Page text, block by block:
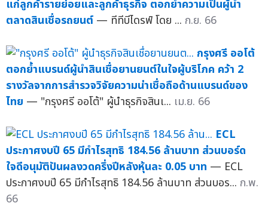
แก่ลูกค้ารายย่อยและลูกค้าธุรกิจ ตอกย้ำความเป็นผู้นำ
ตลาดสินเชื่อรถยนต์ — ทีทีบีไดรฟ์ โดย ... ก.ย. 66
กรุงศรี ออโต้
ตอกย้ำแบรนด์ผู้นำสินเชื่อยานยนต์ในใจผู้บริโภค คว้า 2
รางวัลจากการสำรวจวิจัยความน่าเชื่อถือด้านแบรนด์ของ
ไทย — "กรุงศรี ออโต้" ผู้นำธุรกิจสินเ... เม.ย. 66
ECL
ประกาศงบปี 65 มีกำไรสุทธิ 184.56 ล้านบาท ส่วนบอร์ด
ใจดีอนุมัติปันผลงวดครึ่งปีหลังหุ้นละ 0.05 บาท — ECL
ประกาศงบปี 65 มีกำไรสุทธิ 184.56 ล้านบาท ส่วนบอร... ก.พ.
66